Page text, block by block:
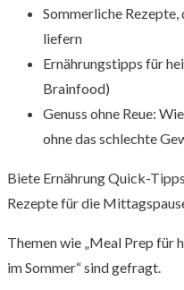
Sommerliche Rezepte,
liefern
Ernährungstipps für
Brainfood)
Genuss ohne Reue:
ohne das schlechte
Biete Ernährung Quick-
Rezepte für die
Themen wie „Meal Prep für
im Sommer“ sind gefragt.